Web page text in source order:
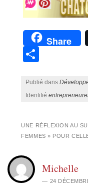
Share
Publié dans
Identifié
UNE RÉFLEXION AU
FEMMES » POUR
Michelle
24